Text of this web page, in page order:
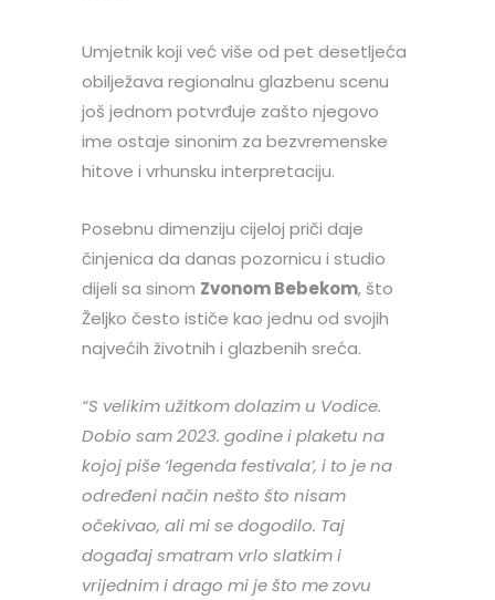
Umjetnik koji već više od pet desetljeća
obilježava regionalnu glazbenu scenu
još jednom potvrđuje zašto njegovo
ime ostaje sinonim za bezvremenske
hitove i vrhunsku interpretaciju.
Posebnu dimenziju cijeloj priči daje
činjenica da danas pozornicu i studio
dijeli sa sinom Zvonom Bebekom, što
Željko često ističe kao jednu od svojih
najvećih životnih i glazbenih sreća.
“S velikim užitkom dolazim u Vodice.
Dobio sam 2023. godine i plaketu na
kojoj piše ‘legenda festivala’, i to je na
određeni način nešto što nisam
očekivao, ali mi se dogodilo. Taj
događaj smatram vrlo slatkim i
vrijednim i drago mi je što me zovu